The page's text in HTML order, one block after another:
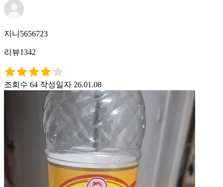
지니5656723
리뷰1342
조회수 64 작성일자 26.01.08